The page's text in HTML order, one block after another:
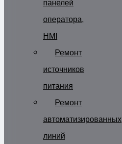
панелей
оператора,
HMI
Ремонт
источников
питания
Ремонт
автоматизированных
линий